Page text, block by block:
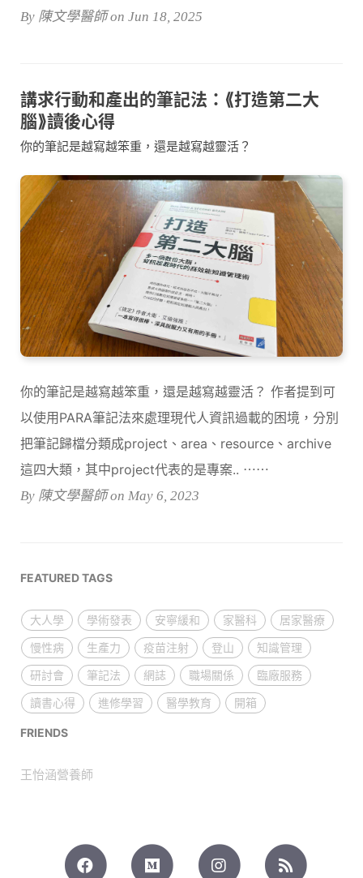
By 陳文學醫師 on Jun 18, 2025
講求行動和產出的筆記法：⟪打造第二大
腦⟫讀後心得
你的筆記是越寫越笨重，還是越寫越靈活？
你的筆記是越寫越笨重，還是越寫越靈活？ 作者提到可
以使用PARA筆記法來處理現代人資訊過載的困境，分別
把筆記歸檔分類成project、area、resource、archive
這四大類，其中project代表的是專案.. ⋯⋯
By 陳文學醫師 on May 6, 2023
FEATURED TAGS
大人學 學術發表 安寧緩和 家醫科
居家醫療
慢性病
生產力 疫苗注射 登山
知識管理
研討會
筆記法 網誌 職場關係
臨廠服務
讀書心得
進修學習 醫學教育 開箱
FRIENDS
王怡涵營養師